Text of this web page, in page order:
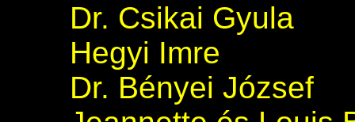
Dr. Csikai Gyula
Hegyi Imre
Dr. Bényei József